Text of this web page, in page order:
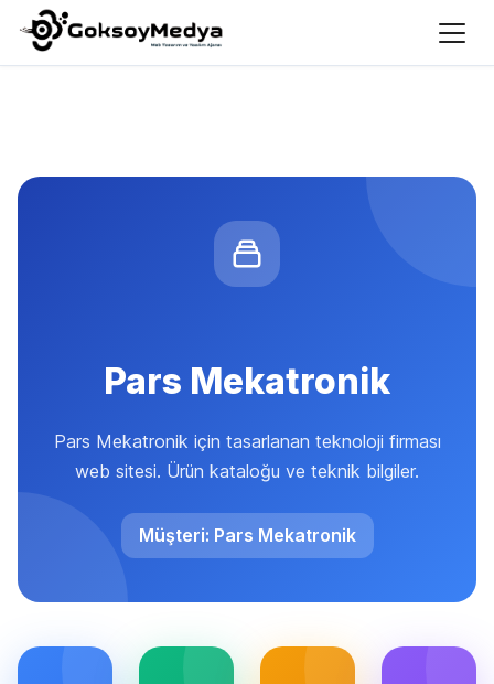
Pars Mekatronik
Pars Mekatronik için tasarlanan teknoloji firması
web sitesi. Ürün kataloğu ve teknik bilgiler.
Müşteri: Pars Mekatronik